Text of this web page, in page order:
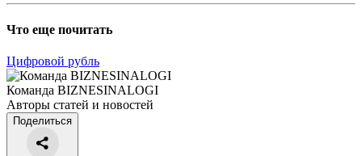
Что еще почитать
Цифровой рубль
Команда BIZNESINALOGI
Авторы статей и новостей
Поделиться